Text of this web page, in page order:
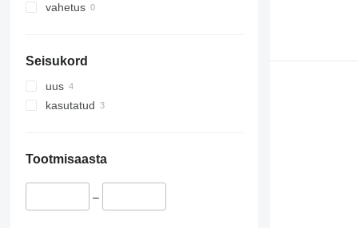
vahetus
Seisukord
uus
kasutatud
Tootmisaasta
–